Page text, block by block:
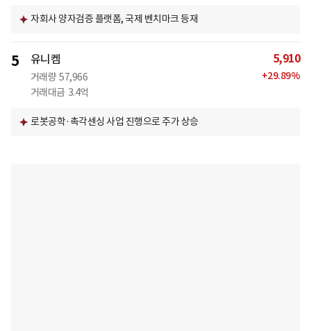
자회사 양자검증 플랫폼, 국제 벤치마크 등재
5 유니켐
거래량 57,966
거래대금 3.4억
5,910
+29.89%
로봇공학·촉각센싱 사업 진행으로 주가 상승